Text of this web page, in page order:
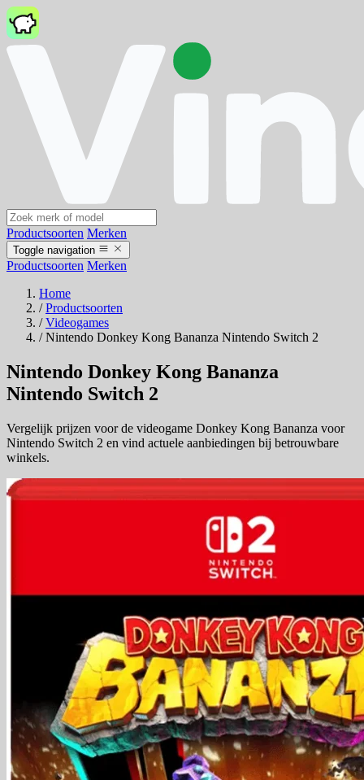
Productsoorten Merken
Toggle navigation
Productsoorten Merken
Home
/ Productsoorten
/ Videogames
/ Nintendo Donkey Kong Bananza Nintendo Switch 2
Nintendo Donkey Kong Bananza
Nintendo Switch 2
Vergelijk prijzen voor de videogame Donkey Kong Bananza voor
Nintendo Switch 2 en vind actuele aanbiedingen bij betrouwbare
winkels.